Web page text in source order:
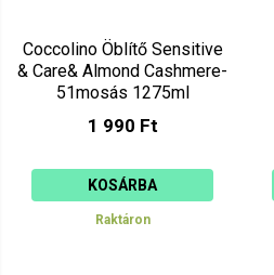
Coccolino Öblítő Sensitive
& Care& Almond Cashmere-
51mosás 1275ml
1 990 Ft
KOSÁRBA
Raktáron